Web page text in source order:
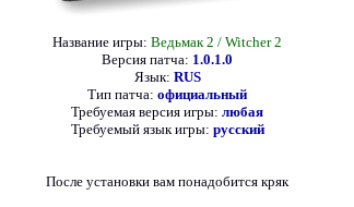
Название игры: Ведьмак 2 / Witcher 2
Версия патча: 1.0.1.0
Язык: RUS
Тип патча: официальный
Требуемая версия игры: любая
Требуемый язык игры: русский
После установки вам понадобится кряк